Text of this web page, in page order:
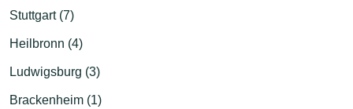
Stuttgart (7)
Heilbronn (4)
Ludwigsburg (3)
Brackenheim (1)